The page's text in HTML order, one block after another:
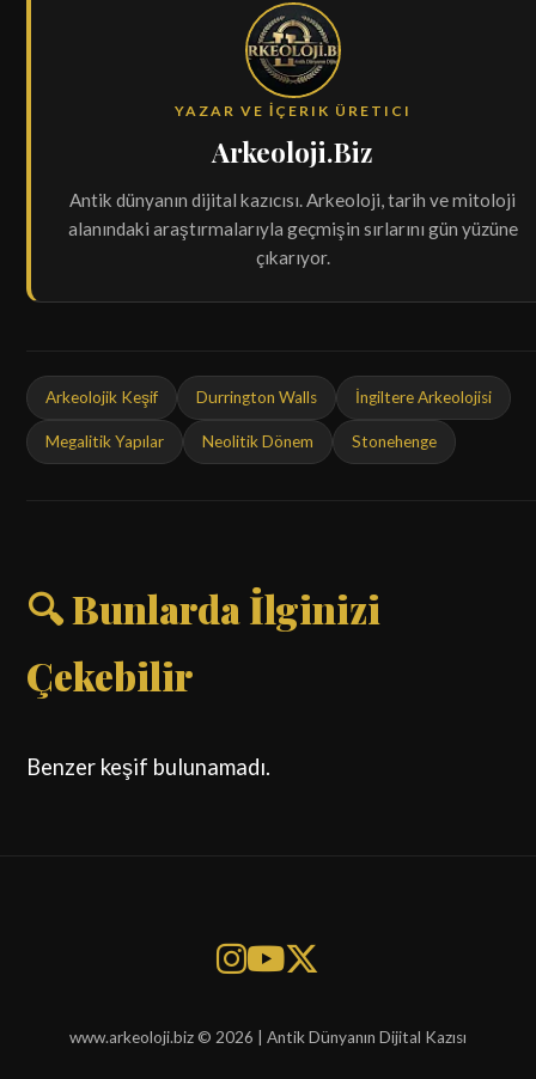
YAZAR VE İÇERIK ÜRETICI
Arkeoloji.Biz
Antik dünyanın dijital kazıcısı. Arkeoloji, tarih ve mitoloji
alanındaki araştırmalarıyla geçmişin sırlarını gün yüzüne
çıkarıyor.
Arkeolojik Keşif Durrington Walls İngiltere Arkeolojisi
Megalitik Yapılar Neolitik Dönem Stonehenge
🔍 Bunlarda İlginizi
Çekebilir
Benzer keşif bulunamadı.
www.arkeoloji.biz © 2026 | Antik Dünyanın Dijital Kazısı